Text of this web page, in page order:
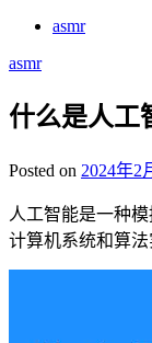
asmr
asmr
什么是人工
Posted on 2024年2
人工智能是一种
计算机系统和算法